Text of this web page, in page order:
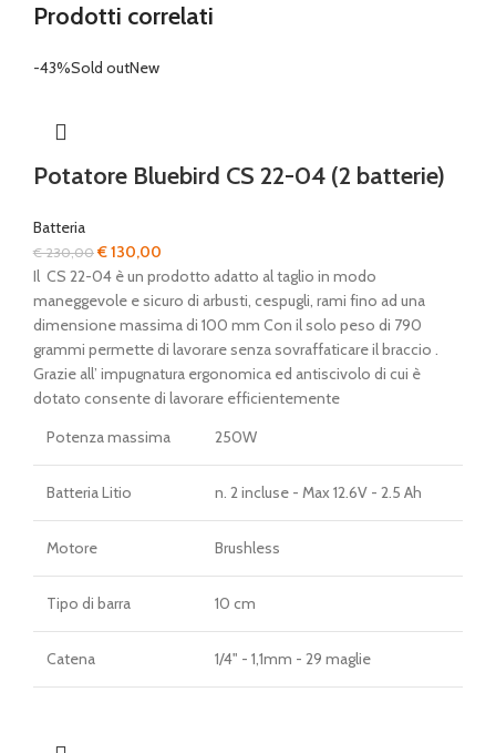
Prodotti correlati
-43%Sold outNew
Potatore Bluebird CS 22-04 (2 batterie)
Batteria
€230,00Il
prezzo
originale
era:
€ 230,00.
€130,00
prezzo
attuale
è:
€ 130,00.
Il CS 22-04 è un prodotto adatto al taglio in modo
maneggevole e sicuro di arbusti, cespugli, rami fino ad una
dimensione massima di 100 mm Con il solo peso di 790
grammi permette di lavorare senza sovraffaticare il braccio .
Grazie all’ impugnatura ergonomica ed antiscivolo di cui è
dotato consente di lavorare efficientemente
Potenza massima
250W
Batteria Litio n. 2 incluse - Max 12.6V - 2.5 Ah
Motore Brushless
Tipo di barra 10 cm
Catena 1/4" - 1,1mm - 29 maglie